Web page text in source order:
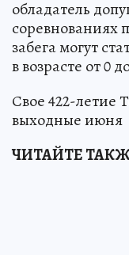
обладатель
соревнованиях
забега могут
в возрасте от 0
Свое 422-летие
выходные июня
ЧИТАЙТЕ